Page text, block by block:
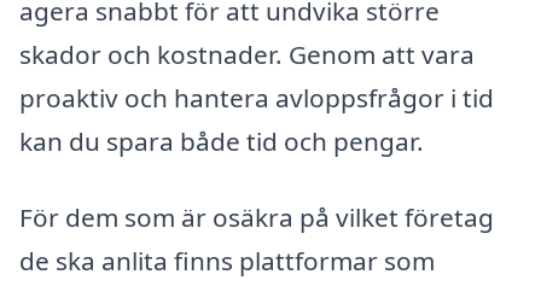
agera snabbt för att undvika större
skador och kostnader. Genom att vara
proaktiv och hantera avloppsfrågor i tid
kan du spara både tid och pengar.
För dem som är osäkra på vilket företag
de ska anlita finns plattformar som